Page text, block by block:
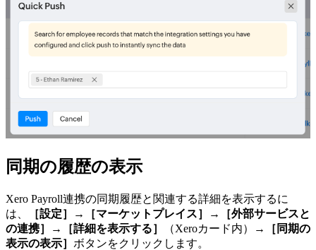
同期の履歴の表示
Xero Payroll連携の同期履歴と関連する詳細を表示するに
は、
［設定］ → ［マーケットプレイス］ →
［外部サービスと
の連携］
→ ［詳細を表示する］ （Xeroカード内）→
［同期の
表示の表示］ ボタンをクリックします。